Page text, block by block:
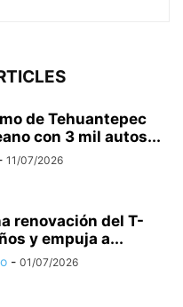
de Tehuantepec
con 3 mil autos...
11/07/2026
renovación del T-
y empuja a...
- 01/07/2026